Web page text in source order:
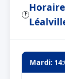
🕐
Mardi: